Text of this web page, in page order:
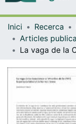
Inici Recerca